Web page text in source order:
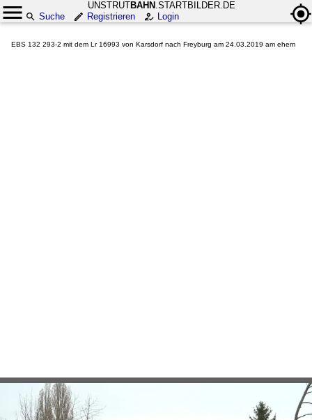
UNSTRUTBAHN .STARTBILDER.DE
Suche
Registrieren Login
EBS 132 293-2 mit dem Lr 16993 von Karsdorf nach Freyburg am 24.03.2019 am ehem